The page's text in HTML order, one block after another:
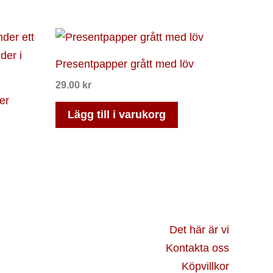
Presentpapper grått med löv
29.00 kr
Lägg till i varukorg
Det här är vi
Kontakta oss
Köpvillkor